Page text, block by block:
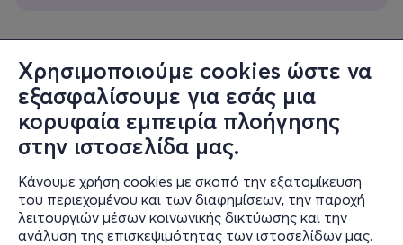
Χρησιμοποιούμε cookies ώστε να
εξασφαλίσουμε για εσάς μια
κορυφαία εμπειρία πλοήγησης
στην ιστοσελίδα μας.
Κάνουμε χρήση cookies με σκοπό την εξατομίκευση
του περιεχομένου και των διαφημίσεων, την παροχή
λειτουργιών μέσων κοινωνικής δικτύωσης και την
ανάλυση της επισκεψιμότητας των ιστοσελίδων μας.
Πληροφορίες
Υποστήριξη
Stay Connected